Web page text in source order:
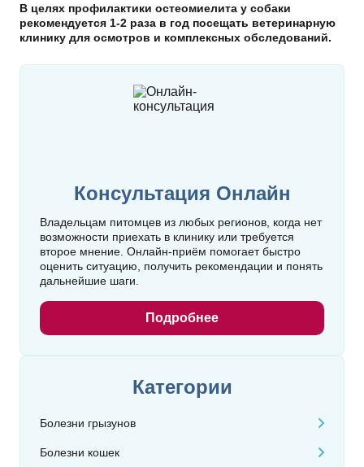
В целях профилактики остеомиелита у собаки
рекомендуется 1-2 раза в год посещать ветеринарную
клинику для осмотров и комплексных обследований.
Консультация Онлайн
Владельцам питомцев из любых регионов, когда нет
возможности приехать в клинику или требуется
второе мнение. Онлайн‑приём помогает быстро
оценить ситуацию, получить рекомендации и понять
дальнейшие шаги.
Подробнее
Категории
Болезни грызунов
Болезни кошек